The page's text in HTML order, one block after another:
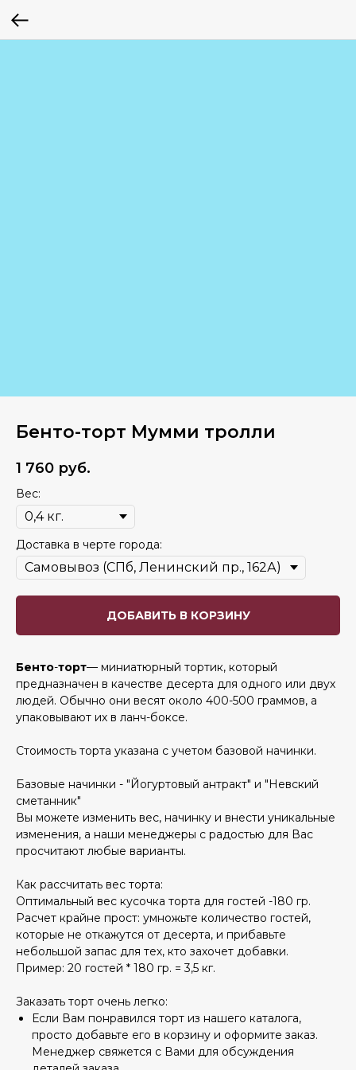
Бенто-торт Мумми тролли
1 760 руб.
Вес:
Доставка в черте города:
ДОБАВИТЬ В КОРЗИНУ
Бенто-торт— миниатюрный тортик, который
предназначен в качестве десерта для одного или двух
людей. Обычно они весят около 400-500 граммов, а
упаковывают их в ланч-боксе.
Стоимость торта указана с учетом базовой начинки.
Базовые начинки - "Йогуртовый антракт" и "Невский
сметанник"
Вы можете изменить вес, начинку и внести уникальные
изменения, а наши менеджеры с радостью для Вас
просчитают любые варианты.
Как рассчитать вес торта:
Оптимальный вес кусочка торта для гостей -180 гр.
Расчет крайне прост: умножьте количество гостей,
которые не откажутся от десерта, и прибавьте
небольшой запас для тех, кто захочет добавки.
Пример: 20 гостей * 180 гр. = 3,5 кг.
Заказать торт очень легко:
Если Вам понравился торт из нашего каталога,
просто добавьте его в корзину и оформите заказ.
Менеджер свяжется с Вами для обсуждения